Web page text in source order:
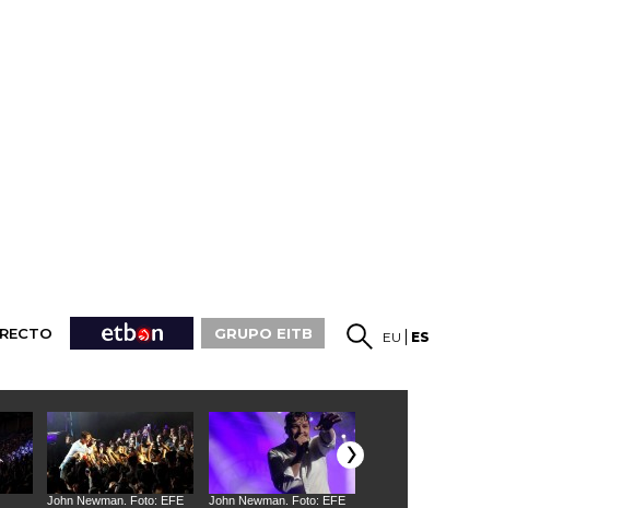
GRUPO EITB EU ES
John Newman. Foto: EFE John Newman. Foto: EFE